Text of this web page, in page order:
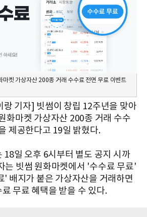
마켓 가상자산 200종 거래 수수료 전면 무료 이벤트
랑 기자] 빗썸이 창립 12주년을 맞아
화마켓 가상자산 200종 거래 수수
제공한다고 19일 밝혔다.
18일 오후 6시부터 별도 공지 시까
는 빗썸 원화마켓에서 '수수료 무료'
' 배지가 붙은 가상자산을 거래하면
무료 혜택을 받을 수 있다.